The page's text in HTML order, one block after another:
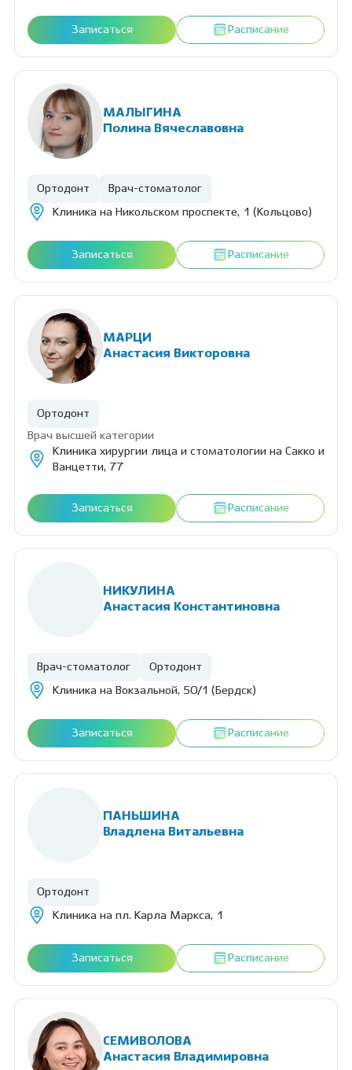
Записаться Расписание
МАЛЫГИНА
Полина Вячеславовна
Ортодонт Врач-стоматолог
Клиника на Никольском проспекте, 1 (Кольцово)
Записаться Расписание
МАРЦИ
Анастасия Викторовна
Ортодонт
Врач высшей категории
Клиника хирургии лица и стоматологии на Сакко и
Ванцетти, 77
Записаться Расписание
НИКУЛИНА
Анастасия Константиновна
Врач-стоматолог Ортодонт
Клиника на Вокзальной, 50/1 (Бердск)
Записаться Расписание
ПАНЬШИНА
Владлена Витальевна
Ортодонт
Клиника на пл. Карла Маркса, 1
Записаться Расписание
СЕМИВОЛОВА
Анастасия Владимировна